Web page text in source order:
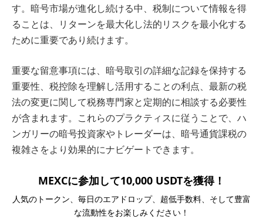
す。暗号市場が進化し続ける中、税制について情報を得
ることは、リターンを最大化し法的リスクを最小化する
ために重要であり続けます。
重要な留意事項には、暗号取引の詳細な記録を保持する
重要性、税控除を理解し活用することの利点、最新の税
法の変更に関して税務専門家と定期的に相談する必要性
が含まれます。これらのプラクティスに従うことで、ハ
ンガリーの暗号投資家やトレーダーは、暗号通貨課税の
複雑さをより効果的にナビゲートできます。
MEXCに参加して10,000 USDTを獲得！
人気のトークン、毎日のエアドロップ、超低手数料、そして豊富
な流動性をお楽しみください！